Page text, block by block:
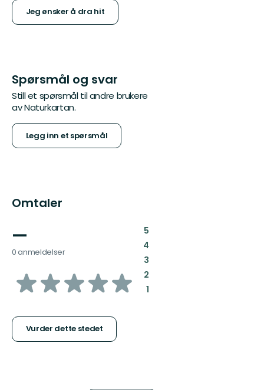
Jeg ønsker å dra hit
Spørsmål og svar
Still et spørsmål til andre brukere
av Naturkartan.
Legg inn et spørsmål
Omtaler
—
0 anmeldelser
av
stjerner
Vurder dette stedet
5:
4:
3:
2:
1: